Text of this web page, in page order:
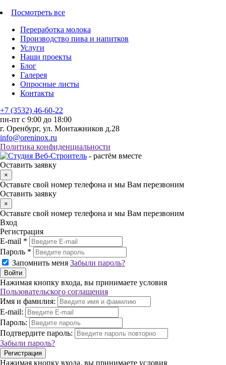
Посмотреть все
Переработка молока
Производство пива и напитков
Услуги
Наши проекты
Блог
Галерея
Опросные листы
Контакты
+7 (3532) 46-60-22
пн-пт с 9:00 до 18:00
г. Оренбург, ул. Монтажников д.28
info@oreninox.ru
Политика конфиденциальности
- растём вместе
Оставить заявку
×
Оставьте свой номер телефона и мы Вам перезвоним
Оставить заявку
×
Оставьте свой номер телефона и мы Вам перезвоним
Вход
Регистрация
E-mail *
Пароль *
Запомнить меня Забыли пароль?
Нажимая кнопку входа, вы принимаете условия
Пользовательского соглашения
Имя и фамилия:
E-mail:
Пароль:
Подтвердите пароль:
Забыли пароль?
Нажимая кнопку входа, вы принимаете условия